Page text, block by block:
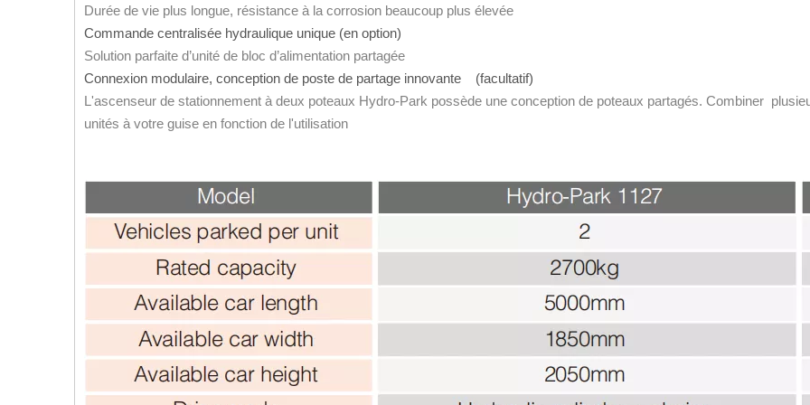
Durée de vie plus longue, résistance à la corrosion beaucoup plus élevée
Commande centralisée hydraulique unique (en option)
Solution parfaite d’unité de bloc d’alimentation partagée
Connexion modulaire, conception de poste de partage innovante (facultatif)
L'ascenseur de stationnement à deux poteaux Hydro-Park possède une conception de poteaux partagés. Combiner
unités à votre guise en fonction de l'utilisation